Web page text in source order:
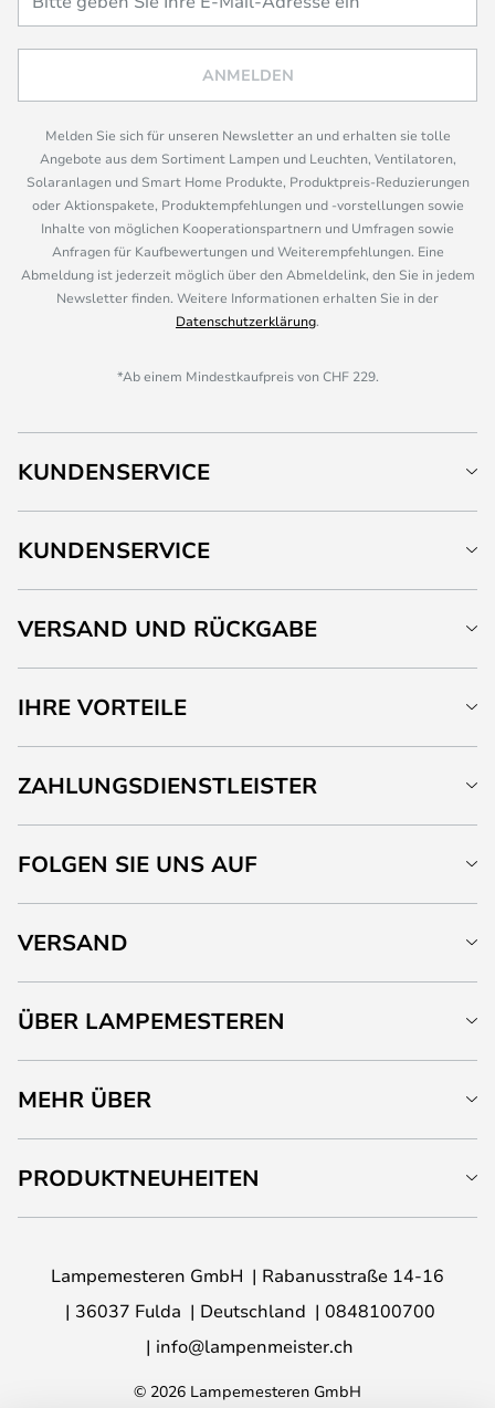
ANMELDEN
Melden Sie sich für unseren Newsletter an und erhalten sie tolle
Angebote aus dem Sortiment Lampen und Leuchten, Ventilatoren,
Solaranlagen und Smart Home Produkte, Produktpreis-Reduzierungen
oder Aktionspakete, Produktempfehlungen und -vorstellungen sowie
Inhalte von möglichen Kooperationspartnern und Umfragen sowie
Anfragen für Kaufbewertungen und Weiterempfehlungen. Eine
Abmeldung ist jederzeit möglich über den Abmeldelink, den Sie in jedem
Newsletter finden. Weitere Informationen erhalten Sie in der
Datenschutzerklärung.
*Ab einem Mindestkaufpreis von CHF 229.
KUNDENSERVICE
KUNDENSERVICE
VERSAND UND RÜCKGABE
IHRE VORTEILE
ZAHLUNGSDIENSTLEISTER
FOLGEN SIE UNS AUF
VERSAND
ÜBER LAMPEMESTEREN
MEHR ÜBER
PRODUKTNEUHEITEN
Lampemesteren GmbH
Rabanusstraße 14-16
36037 Fulda
Deutschland
0848100700
info@lampenmeister.ch
© 2026 Lampemesteren GmbH